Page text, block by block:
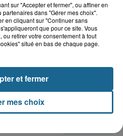
entrées pour le parc
entrées pour Plopsaland
sur "Accepter et fermer", ou affiner en
dans "Gérer mes choix".
en cliquant sur "Continuer sans
que pour ce site. Vous
ou retirer votre consentement à tout
situé en bas de chaque page.
mes choix
et fermer